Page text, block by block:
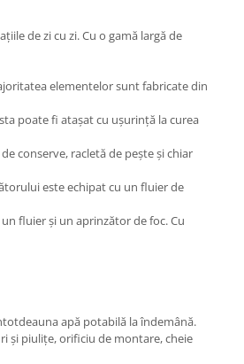
de zi cu zi. Cu o gamă largă de
elementelor sunt fabricate din
poate fi atașat cu ușurință la curea
conserve, racletă de pește și chiar
este echipat cu un fluier de
fluier și un aprinzător de foc. Cu
apă potabilă la îndemână.
și piulițe, orificiu de montare, cheie